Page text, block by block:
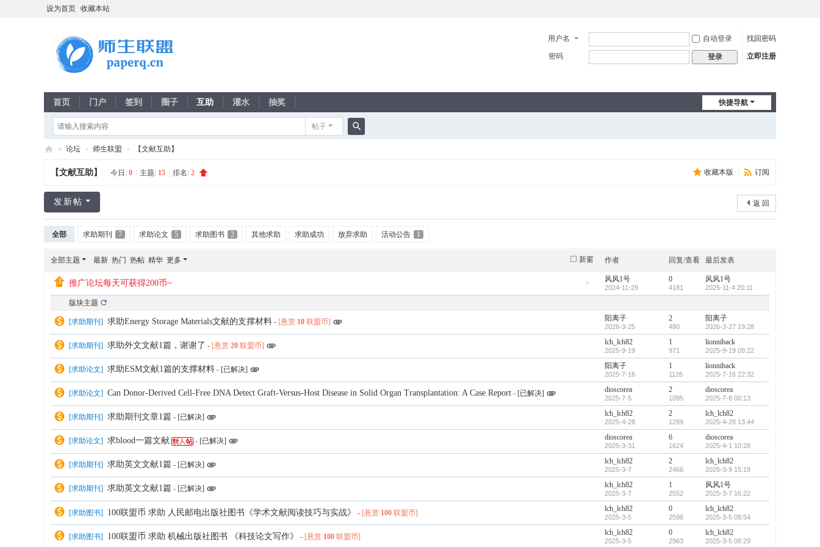
设为首页 收藏本站
用户名 自动登录 找回密码
密码 登录 立即注册
快捷导航
首页 门户 签到 圈子 互助 灌水 抽奖
帖子
» 论坛 › 师生联盟 › 【文献互助】
收藏本版 订阅
【文献互助】 今日: 0 主题: 15 排名: 2
返 回
发新帖
全部 求助期刊 7 求助论文 5 求助图书 2 其他求助 求助成功 放弃求助 活动公告 1
新窗
全部主题 最新 热门 热帖 精华 更多 作者 回复/查看 最后发表
藏
推广论坛每天可获得200币~ 风风1号
2024-11-29
0
4181
风风1号
2025-11-4 20:11
版块主题
[求助期刊 ] 求助Energy Storage Materials文献的支撑材料 - [悬赏 10 联盟币] 阳离子
2026-3-25
2
480
阳离子
2026-3-27 19:28
[求助期刊 ] 求助外文文献1篇，谢谢了 - [悬赏 20 联盟币] lch_lch82
2025-9-19
1
971
lionniback
2025-9-19 09:22
[求助论文] 求助ESM文献1篇的支撑材料 - [已解决] 阳离子
2025-7-16
1
1126
lionniback
2025-7-16 22:32
[求助论文] Can Donor-Derived Cell-Free DNA Detect Graft-Versus-Host Disease in Solid Organ Transplantation: A Case Report - [已解决] dioscorea
2025-7-5
2
1095
dioscorea
2025-7-8 00:13
[求助期刊 ] 求助期刊文章1篇 - [已解决] lch_lch82
2025-4-28
2
1289
lch_lch82
2025-4-28 13:44
[求助论文] 求blood一篇文献 - [已解决] dioscorea
2025-3-31
6
1624
dioscorea
2025-4-1 10:28
[求助期刊 ] 求助英文文献1篇 - [已解决] lch_lch82
2025-3-7
2
2466
lch_lch82
2025-3-9 15:19
[求助期刊 ] 求助英文文献1篇 - [已解决] lch_lch82
2025-3-7
1
2552
风风1号
2025-3-7 16:22
[求助图书] 100联盟币 求助 人民邮电出版社图书《学术文献阅读技巧与实战》 - [悬赏 100 联盟币] lch_lch82
2025-3-5
0
2596
lch_lch82
2025-3-5 08:54
[求助图书] 100联盟币 求助 机械出版社图书 《科技论文写作》 - [悬赏 100 联盟币] lch_lch82
2025-3-5
0
2963
lch_lch82
2025-3-5 08:29